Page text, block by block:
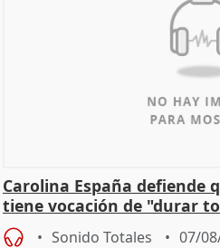
Carolina España defiende
tiene vocación de "durar
Sonido Totales 07/